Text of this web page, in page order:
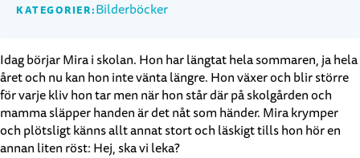
KATEGORIER:Bilderböcker
Idag börjar Mira i skolan. Hon har längtat hela sommaren, ja hela
året och nu kan hon inte vänta längre. Hon växer och blir större
för varje kliv hon tar men när hon står där på skolgården och
mamma släpper handen är det nåt som händer. Mira krymper
och plötsligt känns allt annat stort och läskigt tills hon hör en
annan liten röst: Hej, ska vi leka?